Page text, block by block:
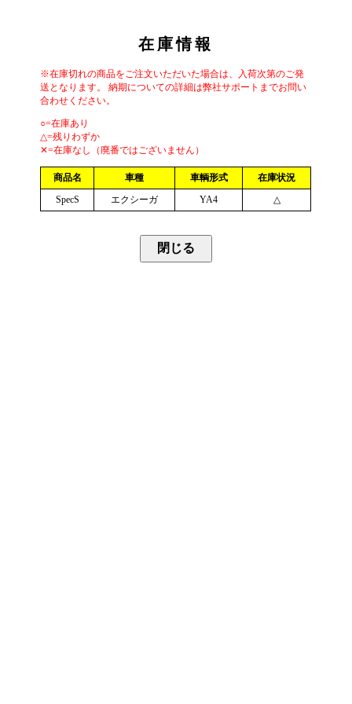
在庫情報
※在庫切れの商品をご注文いただいた場合は、入荷次第のご発
送となります。 納期についての詳細は弊社サポートまでお問い
合わせください。
○=在庫あり
△=残りわずか
✕=在庫なし（廃番ではございません）
商品名 車種 車輌形式
在庫状況
SpecS
エクシーガ YA4 △